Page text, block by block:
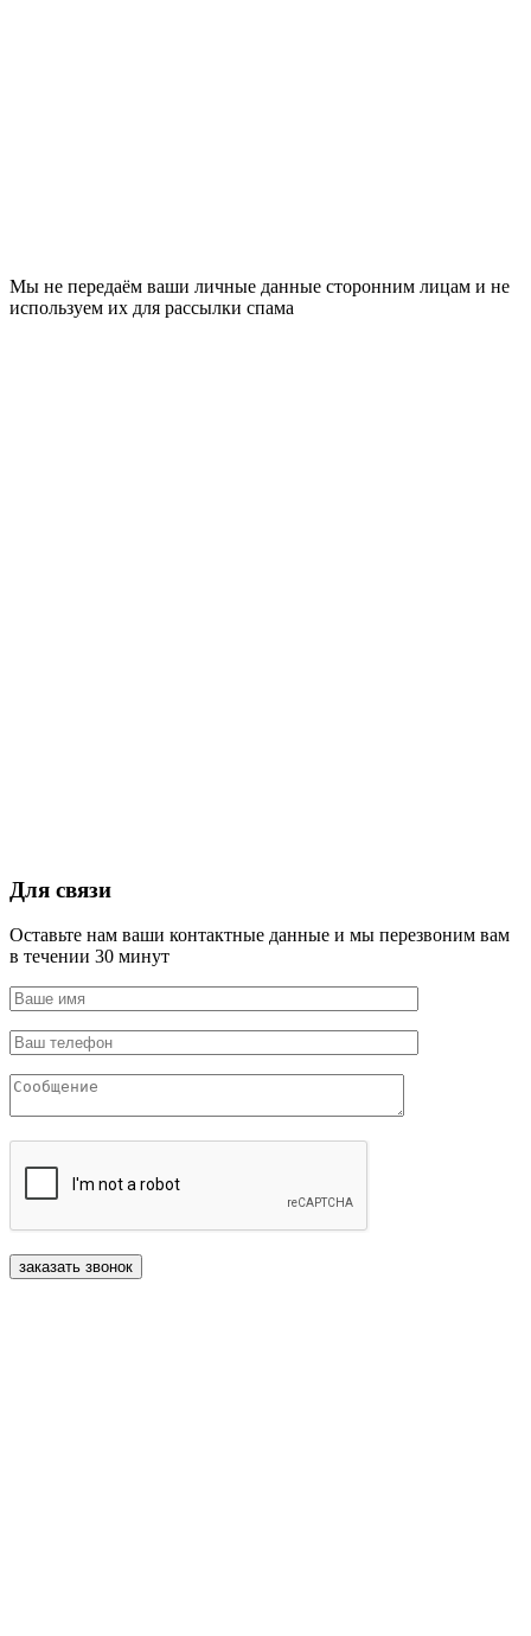
Мы не передаём ваши личные данные сторонним лицам и не
используем их для рассылки спама
Для связи
Оставьте нам ваши контактные данные и мы перезвоним вам
в течении 30 минут